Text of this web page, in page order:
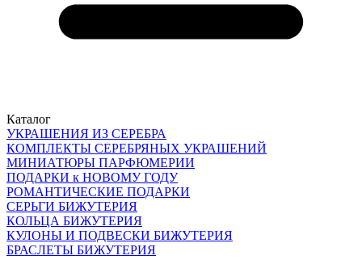
Каталог
УКРАШЕНИЯ ИЗ СЕРЕБРА
КОМПЛЕКТЫ СЕРЕБРЯНЫХ УКРАШЕНИЙ
МИНИАТЮРЫ ПАРФЮМЕРИИ
ПОДАРКИ к НОВОМУ ГОДУ
РОМАНТИЧЕСКИЕ ПОДАРКИ
СЕРЬГИ БИЖУТЕРИЯ
КОЛЬЦА БИЖУТЕРИЯ
КУЛОНЫ И ПОДВЕСКИ БИЖУТЕРИЯ
БРАСЛЕТЫ БИЖУТЕРИЯ